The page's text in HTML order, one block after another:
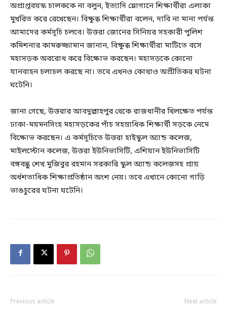
অপ্রাপ্তবয়স্ক চালককে না বলুন, ইত্যাদি স্লোগানে শিক্ষার্থীরা এলাকা
মুখরিত করে রেখেছেন। বিক্ষুব্ধ শিক্ষার্থীরা বলেন, দাবি না মানা পর্যন্ত
আমাদের কর্মসূচি চলবে। উত্তরা জোনের সিনিয়র সহকারী পুলিশ
কমিশনার কামরুজ্জামান জানান, বিক্ষুব্ধ শিক্ষার্থীরা মাটিতে বসে
মহাসড়ক অবরোধ করে বিক্ষোভ করছেন। মহাসড়কে কোনো
যানবাহন চলাচল করছে না। তবে এখনও কোথাও অপ্রীতিকর ঘটনা
ঘটেনি।
জানা গেছে, উত্তরার আবদুল্লাহপুর থেকে রাজধানীর খিলক্ষেত পর্যন্ত
ঢাকা-ময়মনসিংহ মহাসড়কের পাঁচ সহস্রাধিক শিক্ষার্থী সড়কে নেমে
বিক্ষোভ করছেন। এ কর্মসূচিতে উত্তরা হাইস্কুল অ্যান্ড কলেজ,
মাইলস্টোন কলেজ, উত্তরা ইউনিভাসির্টি, এশিয়ান ইউনিভাসিটি
বঙ্গবন্ধু শেখ মুজিবুর রহমান সরকারি স্কুল অ্যান্ড কলেজসহ প্রায়
অর্ধশতাধিক শিক্ষাপ্রতিষ্ঠান অংশ নেয়। তবে এখানে কোনো গাড়ি
ভাঙচুরের ঘটনা ঘটেনি।
Previous article Next article